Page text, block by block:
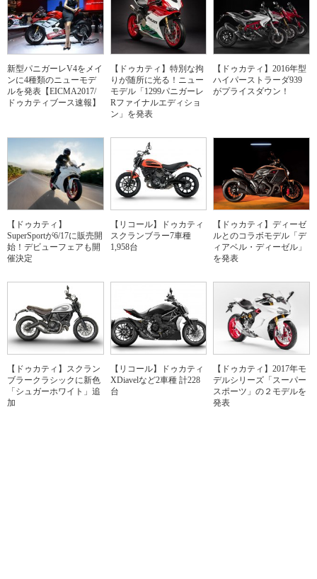
新型パニガーレV4をメイ
ンに4種類のニューモデ
ルを発表【EICMA2017/
ドゥカティブース速報】
【ドゥカティ】特別な拘
りが随所に光る！ニュー
モデル「1299パニガーレ
Rファイナルエディショ
ン」を発表
【ドゥカティ】2016年型
ハイパーストラーダ939
がプライスダウン！
【ドゥカティ】
SuperSportが6/17に販売開
始！デビューフェアも開
催決定
【リコール】ドゥカティ
スクランブラー7車種
1,958台
【ドゥカティ】ディーゼ
ルとのコラボモデル「デ
ィアベル・ディーゼル」
を発表
【ドゥカティ】スクラン
ブラークラシックに新色
「シュガーホワイト」追
加
【リコール】ドゥカティ
XDiavelなど2車種 計228
台
【ドゥカティ】2017年モ
デルシリーズ「スーパー
スポーツ」の２モデルを
発表